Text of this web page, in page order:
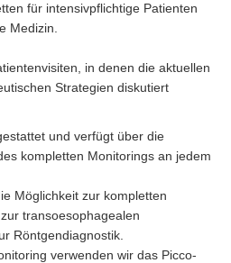
für intensivpflichtige Patienten
Medizin.
in denen die aktuellen
Strategien diskutiert
und verfügt über die
kompletten Monitorings an jedem
Möglichkeit zur kompletten
transoesophagealen
Röntgendiagnostik.
verwenden wir das Picco-